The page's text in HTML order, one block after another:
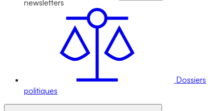
newsletters
Dossiers
politiques